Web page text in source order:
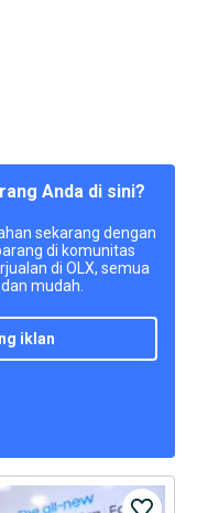
Anda di sini?
sekarang dengan
di komunitas
di OLX, semua
mudah.
iklan